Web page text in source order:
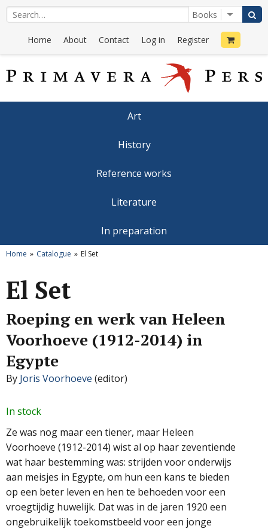
Home About Contact Log in Register
Art
History
Reference works
Literature
In preparation
Home Catalogue El Set
El Set
Roeping en werk van Heleen
Voorhoeve (1912-2014) in
Egypte
By Joris Voorhoeve (editor)
In stock
Ze was nog maar een tiener, maar Heleen
Voorhoeve (1912-2014) wist al op haar zeventiende
wat haar bestemming was: strijden voor onder­wijs
aan meisjes in Egypte, om hun een kans te bieden
op een beter leven en hen te behoeden voor een
vroegtijdig huwelijk. Dat was in de jaren 1920 een
ongebruikelijk toekomstbeeld voor een jonge